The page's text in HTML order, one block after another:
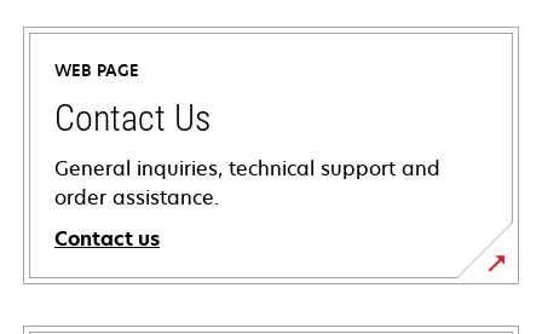
WEB PAGE
Contact Us
General inquiries, technical support and
order assistance.
Contact us